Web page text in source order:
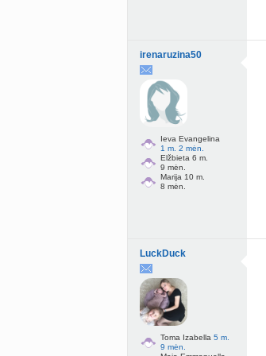
irenaruzina50
Ieva Evangelina
1 m. 2 mėn.
Elžbieta 6 m.
9 mėn.
Marija 10 m.
8 mėn.
LuckDuck
Toma Izabella 5 m.
9 mėn.